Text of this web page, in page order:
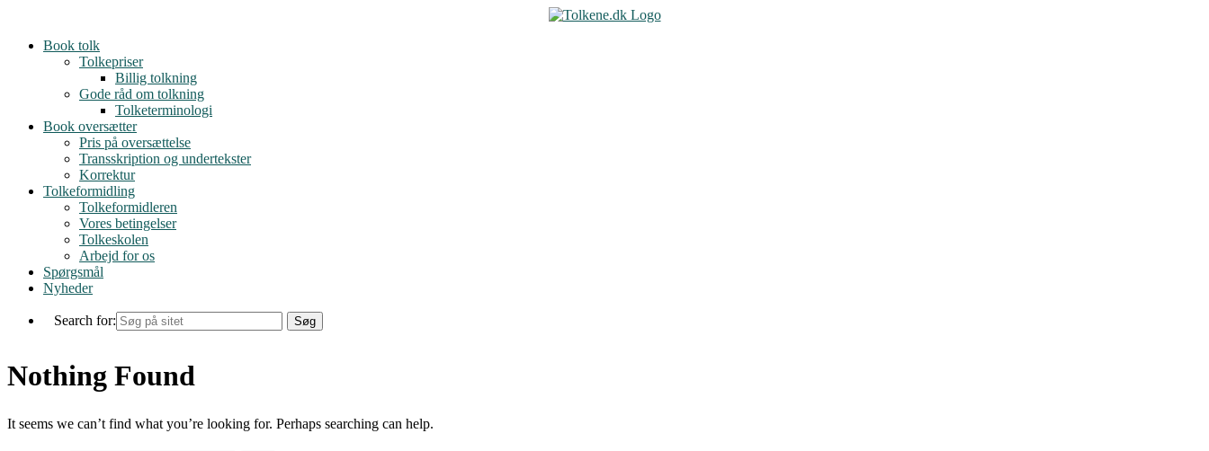
contentBook tolk
Tolkepriser
Billig tolkning
Gode råd om tolkning
Tolketerminologi
Book oversætter
Pris på oversættelse
Transskription og undertekster
Korrektur
Tolkeformidling
Tolkeformidleren
Vores betingelser
Tolkeskolen
Arbejd for os
Spørgsmål
Nyheder
Search for:
Nothing Found
It seems we can’t find what you’re looking for. Perhaps searching can help.